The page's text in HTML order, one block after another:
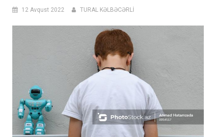
12 Avqust 2022 TURAL KƏLBƏCƏRLİ